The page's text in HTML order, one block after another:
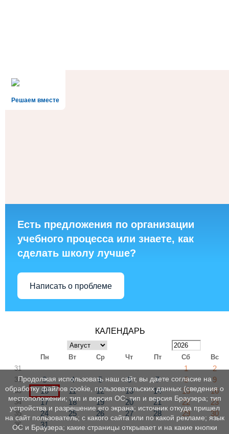
Решаем вместе
Есть предложения по организации
учебного процесса или знаете, как
сделать школу лучше?
Написать о проблеме
КАЛЕНДАРЬ
Пн Вт Ср Чт Пт Сб
Вс
31
1 2
32 3 4 5 6 7 8 9
33 10 11 12 13 14 15 16
34 17 18 19 20 21 22 23
35 24 25 26 27 28 29 30
36 31
Продолжая использовать наш сайт, вы даете согласие на
обработку файлов cookie, пользовательских данных (сведения о
местоположении; тип и версия ОС; тип и версия Браузера; тип
устройства и разрешение его экрана; источник откуда пришел
на сайт пользователь; с какого сайта или по какой рекламе; язык
ОС и Браузера; какие страницы открывает и на какие кнопки